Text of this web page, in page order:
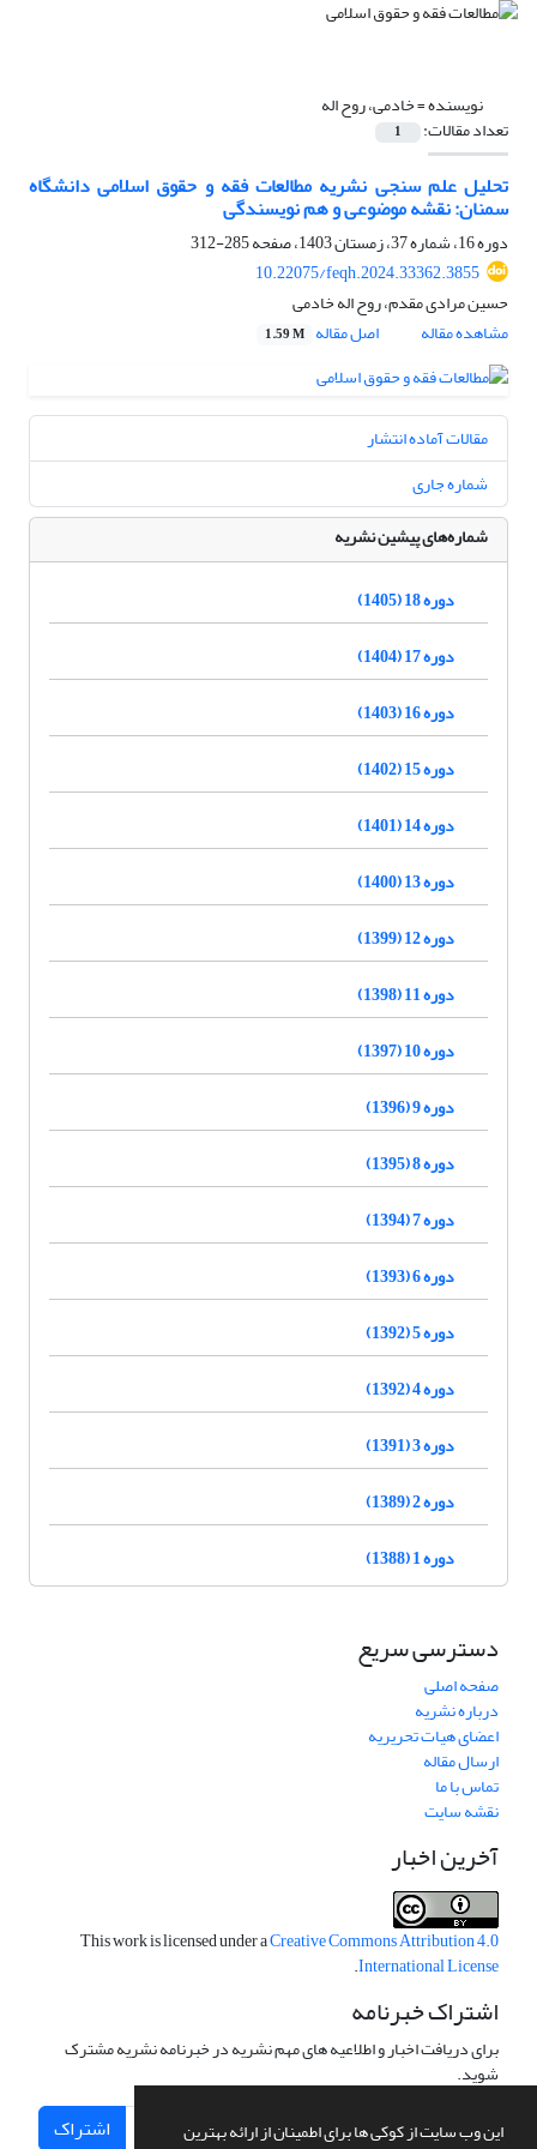
این وب سایت از کوکی ها برای اطمینان از ارائه بهترین
نویسنده =خادمی، روح اله
تعداد مقالات: 1
تحلیل علم سنجی نشریه مطالعات فقه و حقوق اسلامی دانشگاه
سمنان: نقشه موضوعی و هم نویسندگی
دوره 16، شماره 37، زمستان 1403، صفحه
285-312
10.22075/feqh.2024.33362.3855
حسین مرادی مقدم، روح اله خادمی
مشاهده مقاله
اصل مقاله 1.59 M
مقالات آماده انتشار
شماره جاری
شماره‌های پیشین نشریه
دوره 18 (1405)
دوره 17 (1404)
دوره 16 (1403)
دوره 15 (1402)
دوره 14 (1401)
دوره 13 (1400)
دوره 12 (1399)
دوره 11 (1398)
دوره 10 (1397)
دوره 9 (1396)
دوره 8 (1395)
دوره 7 (1394)
دوره 6 (1393)
دوره 5 (1392)
دوره 4 (1392)
دوره 3 (1391)
دوره 2 (1389)
دوره 1 (1388)
دسترسی سریع
صفحه اصلی
درباره نشریه
اعضای هیات تحریریه
ارسال مقاله
تماس با ما
نقشه سایت
آخرین اخبار
This work is licensed under aCreative Commons Attribution 4.0
International License
.
اشتراک خبرنامه
برای دریافت اخبار و اطلاعیه های مهم نشریه در خبرنامه نشریه مشترک
شوید.
اشتراک